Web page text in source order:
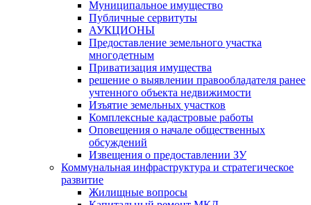
Муниципальное имущество
Публичные сервитуты
АУКЦИОНЫ
Предоставление земельного участка
многодетным
Приватизация имущества
решение о выявлении правообладателя ранее
учтенного объекта недвижимости
Изъятие земельных участков
Комплексные кадастровые работы
Оповещения о начале общественных
обсуждений
Извещения о предоставлении ЗУ
Коммунальная инфраструктура и стратегическое
развитие
Жилищные вопросы